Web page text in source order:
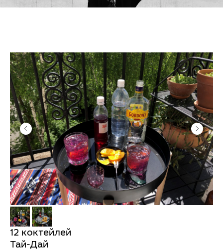
12 коктейлей
Тай-Дай